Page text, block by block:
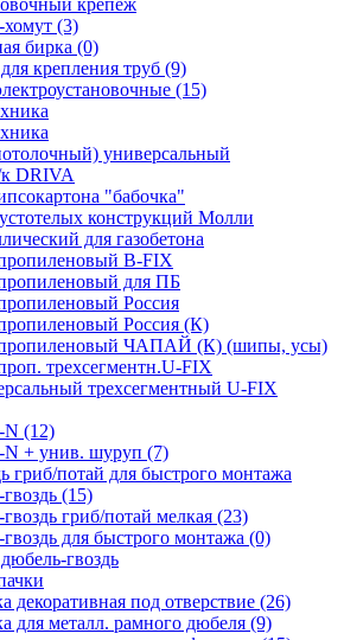
крепёж
(3)
бирка (0)
крепления труб (9)
(15)
универсальный
DRIVA
"бабочка"
конструкций Молли
для газобетона
В-FIX
для ПБ
Россия
Россия (К)
ЧАПАЙ (К) (шипы, усы)
трехсегментн.U-FIX
трехсегментный U-FIX
N (12)
N + унив. шуруп (7)
гриб/потай для быстрого монтажа
(15)
гриб/потай мелкая (23)
для быстрого монтажа (0)
гвоздь
декоративная под отверствие (26)
для металл. рамного дюбеля (9)